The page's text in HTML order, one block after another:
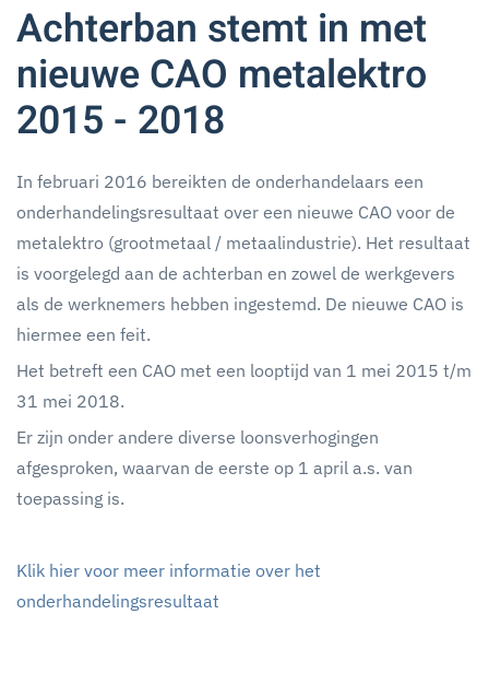
Achterban stemt in met
nieuwe CAO metalektro
2015 - 2018
In februari 2016 bereikten de onderhandelaars een
onderhandelingsresultaat over een nieuwe CAO voor de
metalektro (grootmetaal / metaalindustrie). Het resultaat
is voorgelegd aan de achterban en zowel de werkgevers
als de werknemers hebben ingestemd. De nieuwe CAO is
hiermee een feit.
Het betreft een CAO met een looptijd van 1 mei 2015 t/m
31 mei 2018.
Er zijn onder andere diverse loonsverhogingen
afgesproken, waarvan de eerste op 1 april a.s. van
toepassing is.
Klik hier voor meer informatie over het
onderhandelingsresultaat